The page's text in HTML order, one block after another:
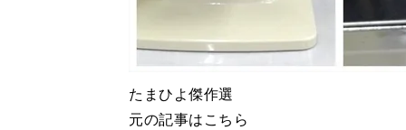
たまひよ傑作選
元の記事はこちら